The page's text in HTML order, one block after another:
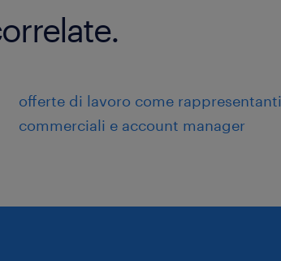
offerte di lavoro come rappresentanti
commerciali e account manager